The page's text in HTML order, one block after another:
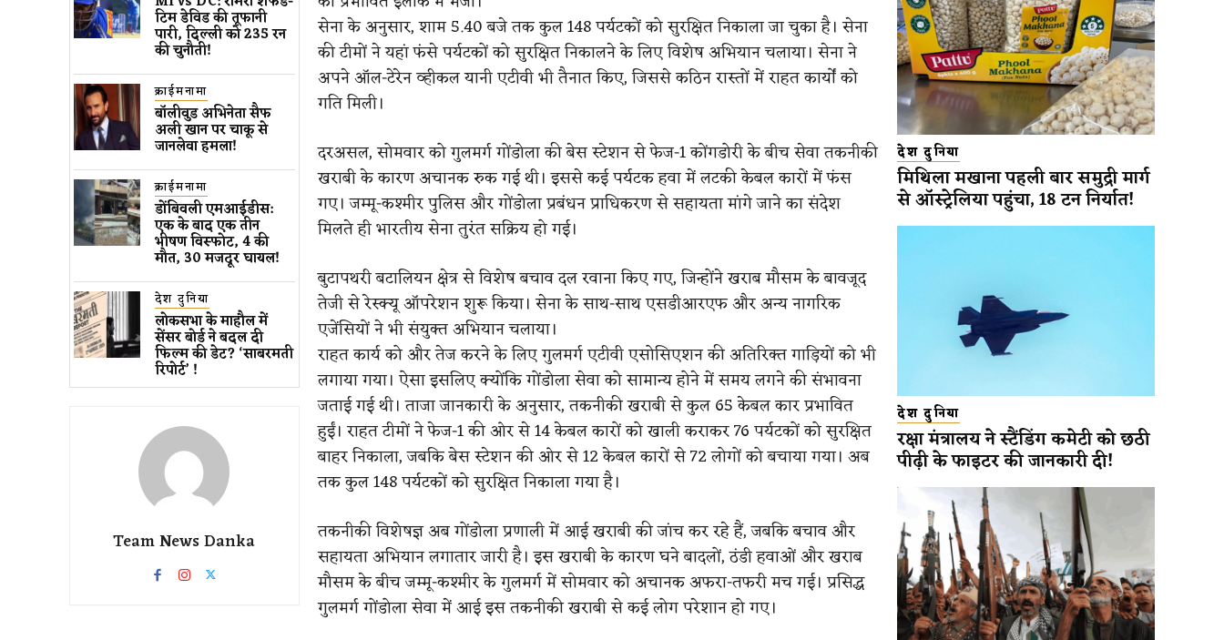
टिम डेविड की तूफानी
पारी, दिल्ली को 235 रन
की चुनौती!
क्राईमनामा
बॉलीवुड​ अभिनेता सैफ
अली खान पर चाकू से ​
जानलेवा हमला​!
क्राईमनामा
डोंबिवली एमआईडीस:
एक के बाद एक तीन
भीषण विस्फोट, 4 की
मौत, 30 मजदूर घायल!
देश दुनिया
लोकसभा के माहौल में
सेंसर बोर्ड ने बदल दी
फिल्म की डेट? ‘साबरमती
रिपोर्ट’ !
Team News Danka
सेना के अनुसार, शाम 5.40 बजे तक कुल 148 पर्यटकों को सुरक्षित निकाला जा चुका है। सेना
की टीमों ने यहां फंसे पर्यटकों को सुरक्षित निकालने के लिए विशेष अभियान चलाया। सेना ने
अपने ऑल-टेरेन व्हीकल यानी एटीवी भी तैनात किए, जिससे कठिन रास्तों में राहत कार्यों को
गति मिली।
दरअसल, सोमवार को गुलमर्ग गोंडोला की बेस स्टेशन से फेज-1 कोंगडोरी के बीच सेवा तकनीकी
खराबी के कारण अचानक रुक गई थी। इससे कई पर्यटक हवा में लटकी केबल कारों में फंस
गए। जम्मू-कश्मीर पुलिस और गोंडोला प्रबंधन प्राधिकरण से सहायता मांगे जाने का संदेश
मिलते ही भारतीय सेना तुरंत सक्रिय हो गई।
बुटापथरी बटालियन क्षेत्र से विशेष बचाव दल रवाना किए गए, जिन्होंने खराब मौसम के बावजूद
तेजी से रेस्क्यू ऑपरेशन शुरू किया। सेना के साथ-साथ एसडीआरएफ और अन्य नागरिक
एजेंसियों ने भी संयुक्त अभियान चलाया।
राहत कार्य को और तेज करने के लिए गुलमर्ग एटीवी एसोसिएशन की अतिरिक्त गाड़ियों को भी
लगाया गया। ऐसा इसलिए क्योंकि गोंडोला सेवा को सामान्य होने में समय लगने की संभावना
जताई गई थी। ताजा जानकारी के अनुसार, तकनीकी खराबी से कुल 65 केबल कार प्रभावित
हुईं। राहत टीमों ने फेज-1 की ओर से 14 केबल कारों को खाली कराकर 76 पर्यटकों को सुरक्षित
बाहर निकाला, जबकि बेस स्टेशन की ओर से 12 केबल कारों से 72 लोगों को बचाया गया। अब
तक कुल 148 पर्यटकों को सुरक्षित निकाला गया है।
तकनीकी विशेषज्ञ अब गोंडोला प्रणाली में आई खराबी की जांच कर रहे हैं, जबकि बचाव और
सहायता अभियान लगातार जारी है। इस खराबी के कारण घने बादलों, ठंडी हवाओं और खराब
मौसम के बीच जम्मू-कश्मीर के गुलमर्ग में सोमवार को अचानक अफरा-तफरी मच गई। प्रसिद्ध
गुलमर्ग गोंडोला सेवा में आई इस तकनीकी खराबी से कई लोग परेशान हो गए।
देश दुनिया
मिथिला मखाना पहली बार समुद्री मार्ग
से ऑस्ट्रेलिया पहुंचा, 18 टन निर्यात!
देश दुनिया
रक्षा मंत्रालय ने स्टैंडिंग कमेटी को छठी
पीढ़ी के फाइटर की जानकारी दी!